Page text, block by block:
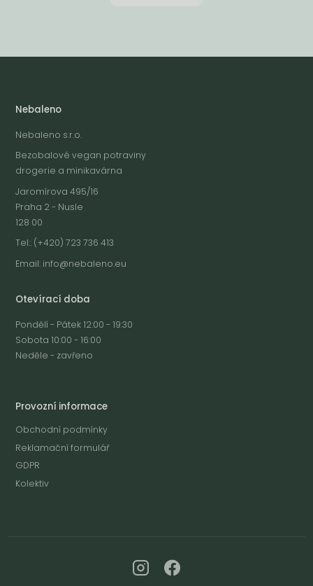
Nebaleno
Nebaleno s.r.o.
Bezobalové vegan potraviny
drogerie a minikavárna
Jaromírova 495/16
Praha 2 - Nusle
128 00
Tel.: (+420) 723 736 413
Email: info@nebaleno.eu
Otevírací doba
Pondělí - Pátek 12:00 - 19:30
Sobota 10:00 - 16:00
Neděle - zavřeno
Provozní informace
Obchodní podmínky
Reklamační formulář
GDPR
Kolektiv